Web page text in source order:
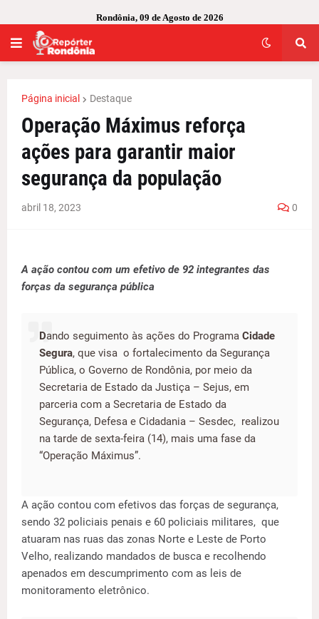
Rondônia, 09 de Agosto de 2026
Página inicial Destaque
Operação Máximus reforça
ações para garantir maior
segurança da população
abril 18, 2023 0
A ação contou com um efetivo de 92 integrantes das
forças da segurança pública
Dando seguimento às ações do Programa Cidade
Segura, que visa o fortalecimento da Segurança
Pública, o Governo de Rondônia, por meio da
Secretaria de Estado da Justiça – Sejus, em
parceria com a Secretaria de Estado da
Segurança, Defesa e Cidadania – Sesdec, realizou
na tarde de sexta-feira (14), mais uma fase da
“Operação Máximus”.
A ação contou com efetivos das forças de segurança,
sendo 32 policiais penais e 60 policiais militares, que
atuaram nas ruas das zonas Norte e Leste de Porto
Velho, realizando mandados de busca e recolhendo
apenados em descumprimento com as leis de
monitoramento eletrônico.